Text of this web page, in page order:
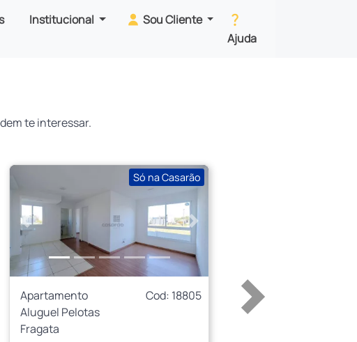
Institucional
Sou Cliente
Ajuda
te interessar.
Só na Casarão
Anterior Próximo
Apartamento
Cod: 18805
Aluguel Pelotas
Fragata